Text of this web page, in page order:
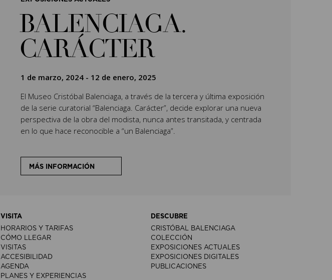
BALENCIAGA.
CARÁCTER
1 de marzo, 2024 - 12 de enero, 2025
El Museo Cristóbal Balenciaga, a través de la tercera y última exposición
de la serie curatorial “Balenciaga. Carácter”, decide explorar una nueva
perspectiva de la obra del modista, nunca antes transitada, y centrada
en lo que hace reconocible a “un Balenciaga”.
MÁS INFORMACIÓN
VISITA
HORARIOS Y TARIFAS
CÓMO LLEGAR
VISITAS
ACCESIBILIDAD
AGENDA
PLANES Y EXPERIENCIAS
DESCUBRE
CRISTÓBAL BALENCIAGA
COLECCIÓN
EXPOSICIONES ACTUALES
EXPOSICIONES DIGITALES
PUBLICACIONES